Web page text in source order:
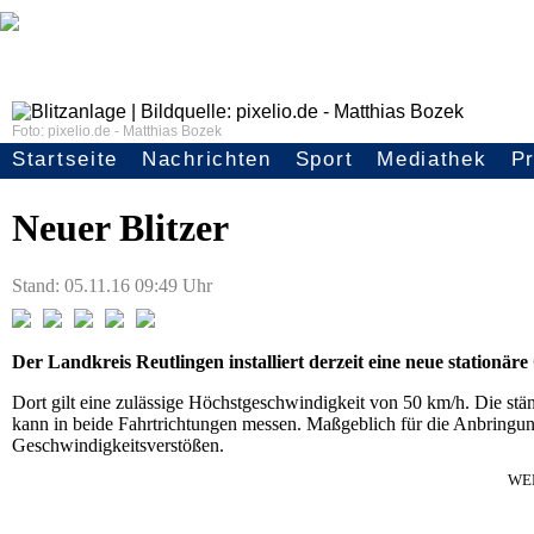
Seitennavigation
Startseite Nachrichten Sport Mediathek
Foto: pixelio.de - Matthias Bozek
Pliezhausen:
Neuer Blitzer
Stand: 05.11.16 09:49 Uhr
Der Landkreis Reutlingen installiert derzeit eine neue
Dort gilt eine zulässige Höchstgeschwindigkeit von 50 km/h. Die
kann in beide Fahrtrichtungen messen. Maßgeblich für die
Geschwindigkeitsverstößen.